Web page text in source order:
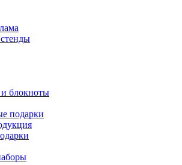
блокноты
подарки